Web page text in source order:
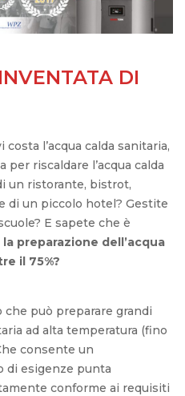
DI
l’acqua calda sanitaria,
per riscaldare l’acqua calda
un ristorante, bistrot,
di un piccolo hotel? Gestite
E sapete che è
preparazione dell’acqua
il 75%?
può preparare grandi
ad alta temperatura (fino
consente un
di esigenze punta
conforme ai requisiti